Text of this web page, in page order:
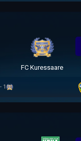
FC Kuressaare
1